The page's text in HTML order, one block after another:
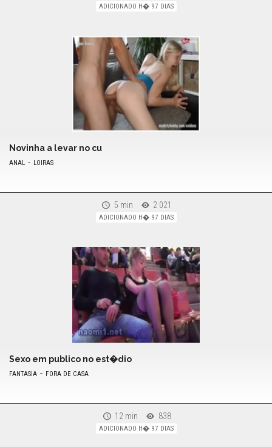
ADICIONADO H� 97 DIAS
Novinha a levar no cu
ANAL - LOIRAS
5 min 2 021
ADICIONADO H� 97 DIAS
Sexo em publico no est�dio
FANTASIA - FORA DE CASA
12 min 838
ADICIONADO H� 97 DIAS